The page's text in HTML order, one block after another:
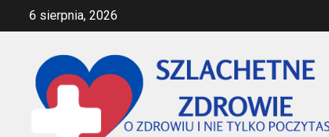
Przejdź6 sierpnia, 2026